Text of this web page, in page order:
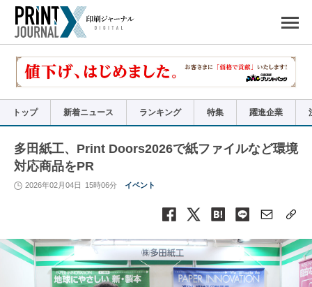
で
リ
トップ 新着ニュース ランキング 特集 躍進企業
多田紙工、Print Doors2026で紙ファイルなど環境
対応商品をPR
2026年02月04日 15時06分 イベント